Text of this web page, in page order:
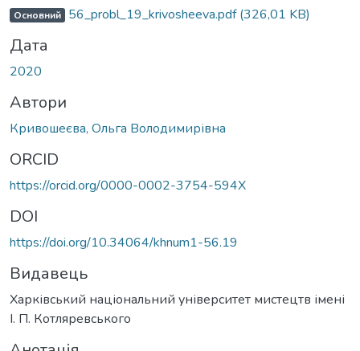
Основний 56_probl_19_krivosheeva.pdf(326,01 KB)
Дата
2020
Автори
Кривошеєва, Ольга Володимирівна
ORCID
https://orcid.org/0000-0002-3754-594X
DOI
https://doi.org/10.34064/khnum1-56.19
Видавець
Харківський національний університет мистецтв імені
І. П. Котляревського